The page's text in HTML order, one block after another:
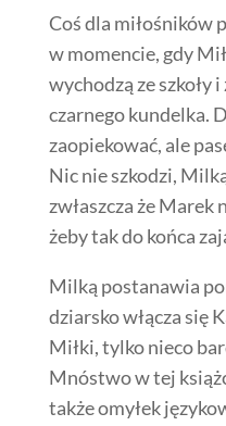
Coś dla miłośników
w momencie, gdy
wychodzą ze szkoły
czarnego kundelka.
zaopiekować, ale
Nic nie szkodzi,
zwłaszcza że Marek
żeby tak do końca
Milką postanawia
dziarsko włącza się
Miłki, tylko nieco
Mnóstwo w tej
także omyłek